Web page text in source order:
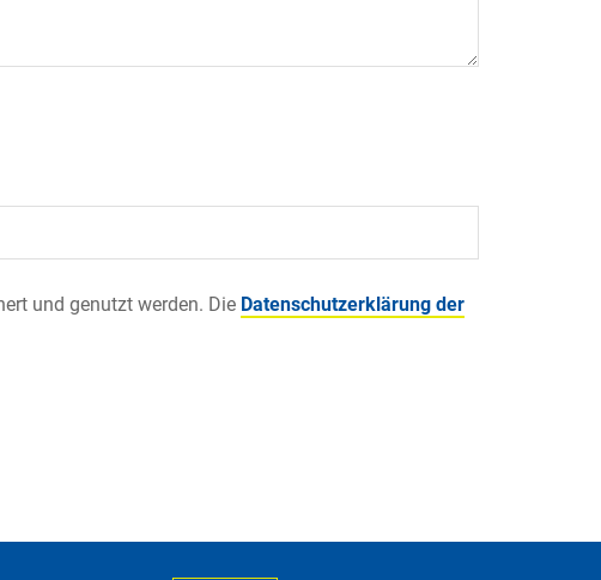
und genutzt werden. Die Datenschutzerklärung der